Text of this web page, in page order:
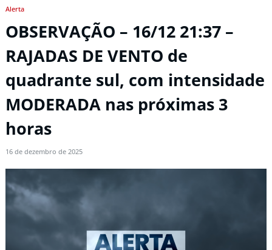
Alerta
OBSERVAÇÃO – 16/12 21:37 –
RAJADAS DE VENTO de
quadrante sul, com intensidade
MODERADA nas próximas 3
horas
16 de dezembro de 2025